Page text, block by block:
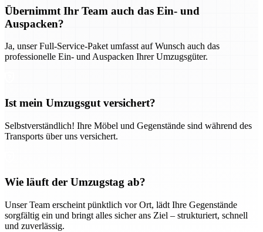
Übernimmt Ihr Team auch das Ein- und
Auspacken?
Ja, unser Full-Service-Paket umfasst auf Wunsch auch das
professionelle Ein- und Auspacken Ihrer Umzugsgüter.
Ist mein Umzugsgut versichert?
Selbstverständlich! Ihre Möbel und Gegenstände sind während des
Transports über uns versichert.
Wie läuft der Umzugstag ab?
Unser Team erscheint pünktlich vor Ort, lädt Ihre Gegenstände
sorgfältig ein und bringt alles sicher ans Ziel – strukturiert, schnell
und zuverlässig.